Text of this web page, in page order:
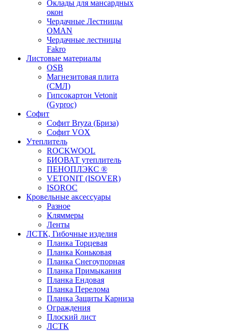
Оклады для мансардных
окон
Чердачные Лестницы
OMAN
Чердачные лестницы
Fakro
Листовые материалы
OSB
Магнезитовая плита
(СМЛ)
Гипсокартон Vetonit
(Gyproc)
Софит
Софит Bryza (Бриза)
Софит VOX
Утеплитель
ROCKWOOL
БИОВАТ утеплитель
ПЕНОПЛЭКС ®
VETONIT (ISOVER)
ISOROC
Кровельные аксессуары
Разное
Кляммеры
Ленты
ЛСТК, Гибочные изделия
Планка Торцевая
Планка Коньковая
Планка Снегоупорная
Планка Примыкания
Планка Ендовая
Планка Перелома
Планка Защиты Карниза
Ограждения
Плоский лист
ЛСТК